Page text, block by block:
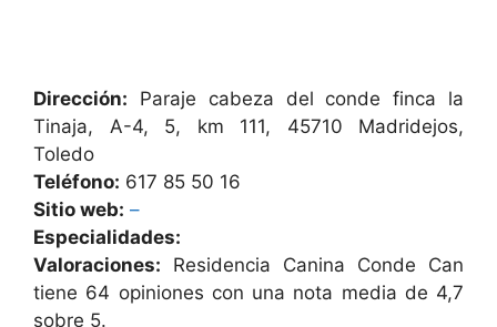
Dirección: Paraje cabeza del conde finca la
Tinaja, A-4, 5, km 111, 45710 Madridejos,
Toledo
Teléfono: 617 85 50 16
Sitio web: –
Especialidades:
Valoraciones: Residencia Canina Conde Can
tiene 64 opiniones con una nota media de 4,7
sobre 5.